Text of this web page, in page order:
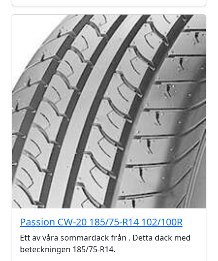
Passion CW-20 185/75-R14 102/100R
Ett av våra sommardäck från . Detta däck med
beteckningen 185/75-R14.